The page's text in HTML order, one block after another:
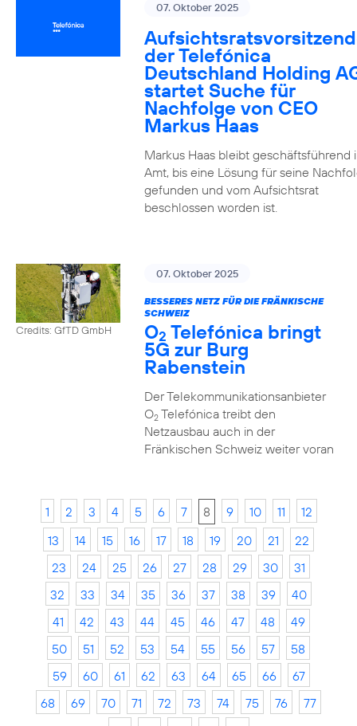
07. Oktober 2025
der Telefónica
Deutschland Holding
startet Suche für
Nachfolge von CEO
Markus Haas
Markus Haas bleibt geschäftsführend
Amt, bis eine Lösung für seine
gefunden und vom Aufsichtsrat
beschlossen worden ist.
Credits: GfTD GmbH
07. Oktober 2025
BESSERES NETZ FÜR DIE FRÄNKISCHE
SCHWEIZ
O2 Telefónica bringt
5G zur Burg
Rabenstein
Der Telekommunikationsanbieter
O2Telefónica treibt den
Netzausbau auch in der
Fränkischen Schweiz weiter voran
1 2 3 4 5 6 7 8 9 10 11
12
13
14 15 16 17 18 19 20 21
22
23
24 25 26 27 28 29 30
31
32
33 34 35 36 37 38 39
40
41
42 43 44 45 46 47 48
49
50
51 52 53 54 55 56 57
58
59
60 61 62 63 64 65 66
67
68
69 70 71 72 73 74 75 76
77